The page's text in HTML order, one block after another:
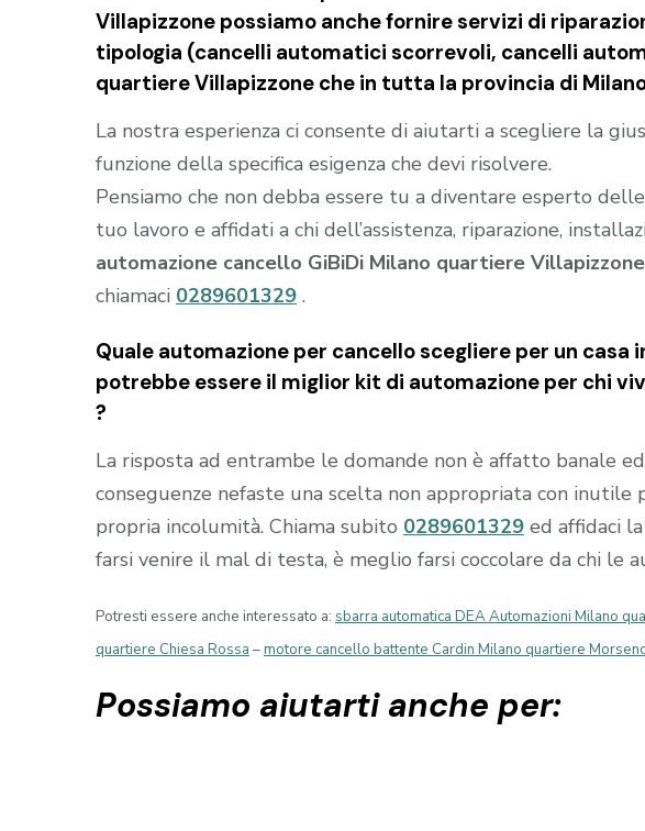
Villapizzone possiamo anche fornire servizi di
tipologia (cancelli automatici scorrevoli, cancelli
quartiere Villapizzone che in tutta la provincia di
La nostra esperienza ci consente di aiutarti a scegliere la
funzione della specifica esigenza che devi risolvere.
Pensiamo che non debba essere tu a diventare esperto
tuo lavoro e affidati a chi dell’assistenza, riparazione,
automazione cancello GiBiDi Milano quartiere Villapizzone
chiamaci 0289601329 .
Quale automazione per cancello scegliere per un casa
potrebbe essere il miglior kit di automazione per chi
?
La risposta ad entrambe le domande non è affatto banale
conseguenze nefaste una scelta non appropriata con
propria incolumità. Chiama subito 0289601329 ed affidaci
farsi venire il mal di testa, è meglio farsi coccolare da chi le
Potresti essere anche interessato a: sbarra automatica DEA Automazioni Milano
quartiere Chiesa Rossa –motore cancello battente Cardin Milano quartiere
Possiamo aiutarti anche per: